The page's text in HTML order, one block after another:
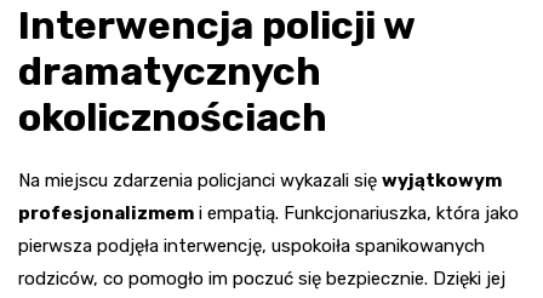
Interwencja policji w
dramatycznych
okolicznościach
Na miejscu zdarzenia policjanci wykazali się wyjątkowym
profesjonalizmem i empatią. Funkcjonariuszka, która jako
pierwsza podjęła interwencję, uspokoiła spanikowanych
rodziców, co pomogło im poczuć się bezpiecznie. Dzięki jej